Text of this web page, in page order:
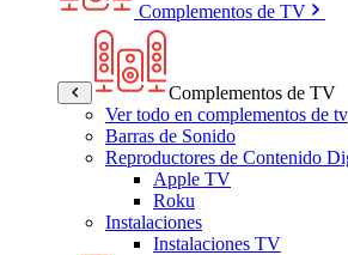
Complementos de TV
Complementos de TV
Ver todo en complementos de tv
Barras de Sonido
Reproductores de Contenido
Apple TV
Roku
Instalaciones
Instalaciones TV